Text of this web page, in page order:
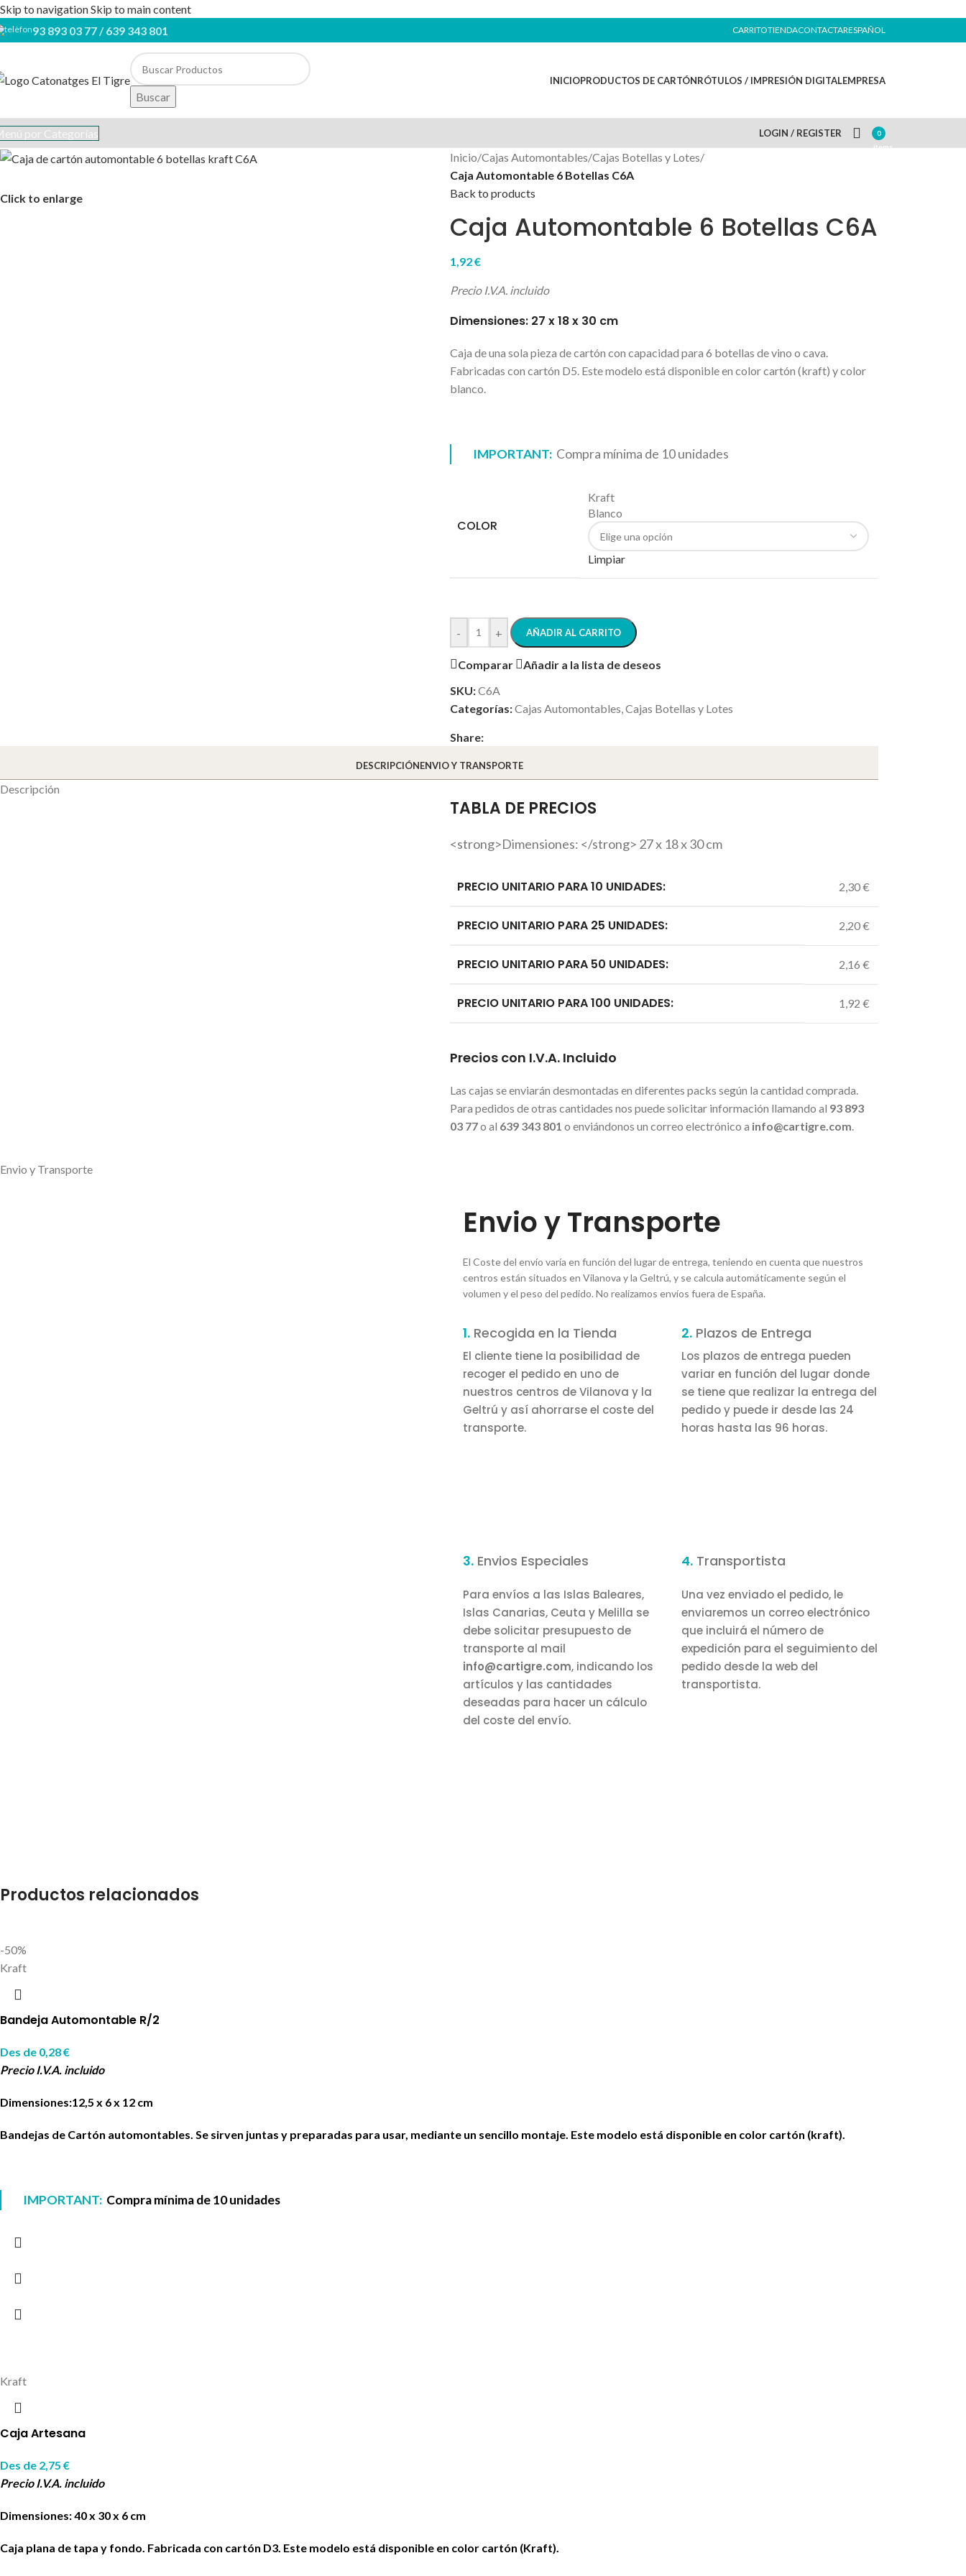
Skip to navigationSkip to main content
93 893 03 77 / 639 343 801
CARRITOTIENDACONTACTARESPAÑOL
Buscar
INICIOPRODUCTOS DE CARTÓNRÓTULOS / IMPRESIÓN DIGITALEMPRESA
por Categorías LOGIN / REGISTER
0
items
Click to enlarge
Inicio/Cajas Automontables/Cajas Botellas y Lotes/
Caja Automontable 6 Botellas C6A
Back to products
Caja Automontable 6 Botellas C6A
1,92€
Precio I.V.A. incluido
Dimensiones: 27 x 18 x 30 cm
Caja de una sola pieza de cartón con capacidad para 6 botellas de vino o cava.
Fabricadas con cartón D5. Este modelo está disponible en color cartón (kraft) y color
blanco.
IMPORTANT: Compra mínima de 10 unidades
COLOR
Kraft
Blanco
Limpiar
- + AÑADIR AL CARRITO
Comparar
Añadir a la lista de deseos
SKU:C6A
Categorías:Cajas Automontables,Cajas Botellas y Lotes
Share:
DESCRIPCIÓNENVIO Y TRANSPORTE
Descripción
TABLA DE PRECIOS
<strong>Dimensiones: </strong> 27 x 18 x 30 cm
PRECIO UNITARIO PARA 10 UNIDADES: 2,30 €
PRECIO UNITARIO PARA 25 UNIDADES: 2,20 €
PRECIO UNITARIO PARA 50 UNIDADES: 2,16 €
PRECIO UNITARIO PARA 100 UNIDADES: 1,92 €
Precios con I.V.A. Incluido
Las cajas se enviarán desmontadas en diferentes packs según la cantidad comprada.
Para pedidos de otras cantidades nos puede solicitar información llamando al 93 893
03 77o al 639 343 801 o enviándonos un correo electrónico a info@cartigre.com.
Envio y Transporte
Envio y Transporte
El Coste del envío varía en función del lugar de entrega, teniendo en cuenta que nuestros
centros están situados en Vilanova y la Geltrú, y se calcula automáticamente según el
volumen y el peso del pedido. No realizamos envíos fuera de España.
1.Recogida en la Tienda
El cliente tiene la posibilidad de
recoger el pedido en uno de
nuestros centros de Vilanova y la
Geltrú y así ahorrarse el coste del
transporte.
2.Plazos de Entrega
Los plazos de entrega pueden
variar en función del lugar donde
se tiene que realizar la entrega del
pedido y puede ir desde las 24
horas hasta las 96 horas.
3.Envios Especiales
Para envíos a las Islas Baleares,
Islas Canarias, Ceuta y Melilla se
debe solicitar presupuesto de
transporte al mail
info@cartigre.com, indicando los
artículos y las cantidades
deseadas para hacer un cálculo
del coste del envío.
4.Transportista
Una vez enviado el pedido, le
enviaremos un correo electrónico
que incluirá el número de
expedición para el seguimiento del
pedido desde la web del
transportista.
Productos relacionados
-50%
Kraft
Bandeja Automontable R/2
Des de 0,28€
Precio I.V.A. incluido
Dimensiones:12,5 x 6 x 12 cm
Bandejas de Cartón automontables. Se sirven juntas y preparadas para usar, mediante un sencillo montaje. Este modelo está disponible en color cartón (kraft).
IMPORTANT: Compra mínima de 10 unidades
Kraft
Caja Artesana
Des de 2,75 €
Precio I.V.A. incluido
Dimensiones: 40 x 30 x 6 cm
Caja plana de tapa y fondo. Fabricada con cartón D3. Este modelo está disponible en color cartón (Kraft).